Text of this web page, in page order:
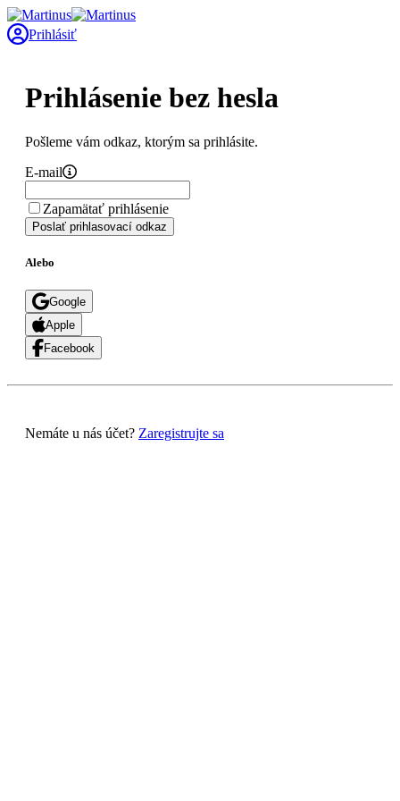
Prihlásiť
Prihlásenie bez hesla
Pošleme vám odkaz, ktorým sa prihlásite.
E-mail
Zapamätať prihlásenie
Poslať prihlasovací odkaz
Alebo
Google
Apple
Facebook
Nemáte u nás účet? Zaregistrujte sa